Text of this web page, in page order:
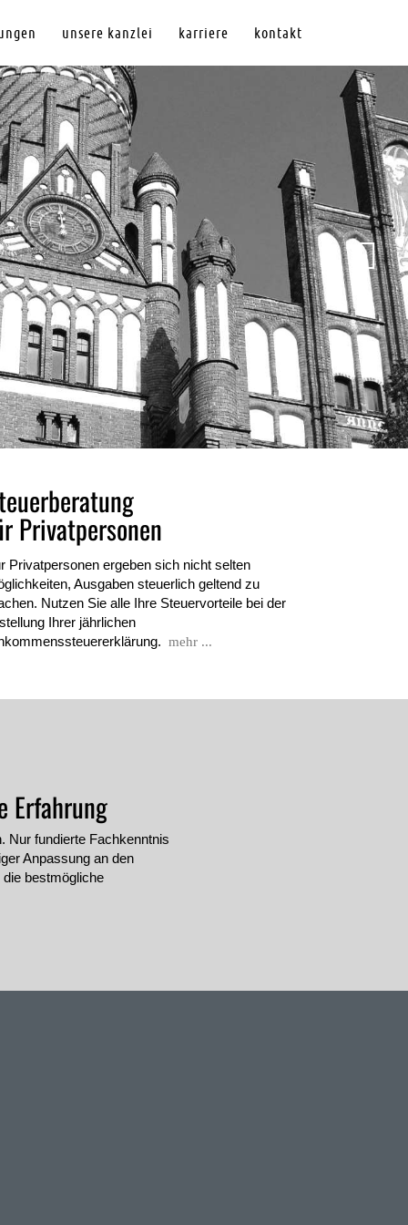
unsere kanzlei karriere kontakt
Privatpersonen
Privatpersonen ergeben sich nicht selten
Ausgaben steuerlich geltend zu
Nutzen Sie alle Ihre Steuervorteile bei der
Ihrer jährlichen
mehr ...
Erfahrung
Nur fundierte Fachkenntnis
Anpassung an den
bestmögliche